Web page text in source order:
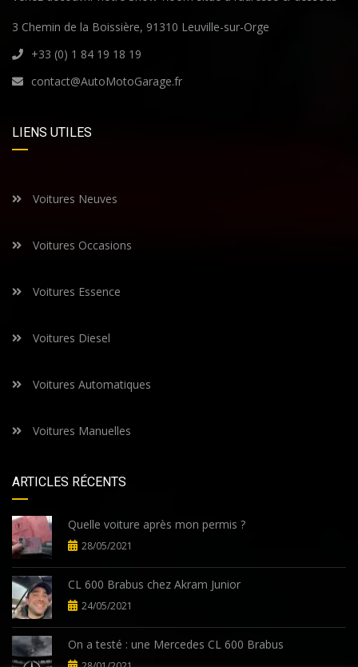
3 Chemin de la Boissière, 91310 Leuville-sur-Orge
+33 (0) 1 84 19 18 19
contact@AutoMotoGarage.fr
LIENS UTILES
Voitures Neuves
Voitures Occasions
Voitures Essence
Voitures Diesel
Voitures Automatiques
Voitures Manuelles
ARTICLES RÉCENTS
Quelle voiture après mon permis ?
28/05/2021
CL 600 Brabus chez Akram Junior
24/05/2021
On a testé : une Mercedes CL 600 Brabus